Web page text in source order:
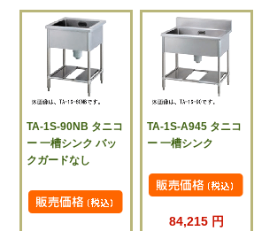
TA-1S-90NB タニコ
ー 一槽シンク バッ
クガードなし
TA-1S-A945 タニコ
ー 一槽シンク
84,215 円